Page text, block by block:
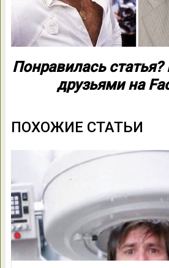
Понравилась
друзьями на
ПОХОЖИЕ СТАТЬИ